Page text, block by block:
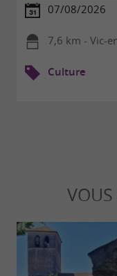
07/08/2026
7,6 km - Vic-
Culture